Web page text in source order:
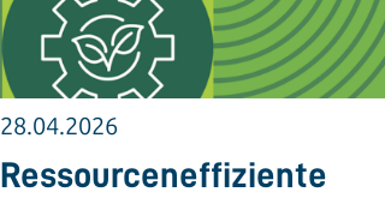
28.04.2026
Ressourceneffiziente